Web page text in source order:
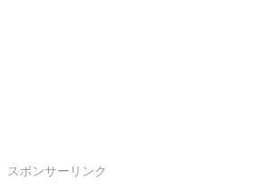
スポンサーリンク